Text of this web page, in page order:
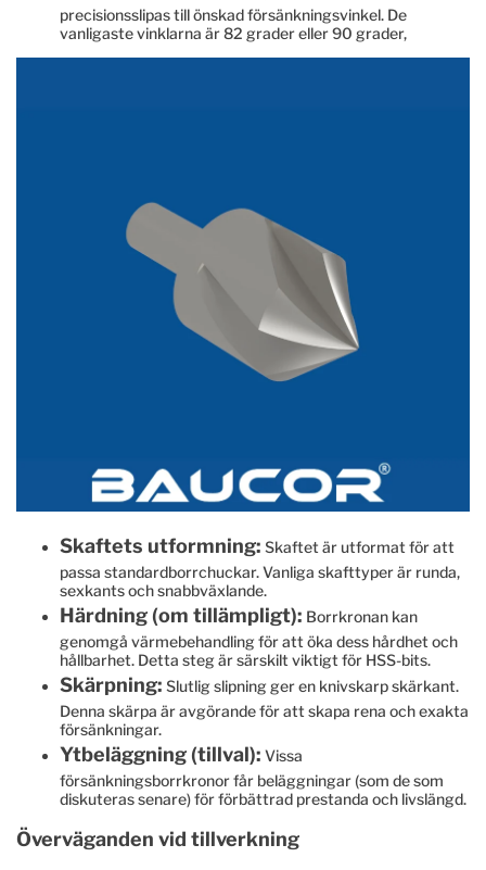
precisionsslipas till önskad försänkningsvinkel. De
vanligaste vinklarna är 82 grader eller 90 grader,
Skaftets utformning: Skaftet är utformat för att
passa standardborrchuckar. Vanliga skafttyper är runda,
sexkants och snabbväxlande.
Härdning (om tillämpligt): Borrkronan kan
genomgå värmebehandling för att öka dess hårdhet och
hållbarhet. Detta steg är särskilt viktigt för HSS-bits.
Skärpning: Slutlig slipning ger en knivskarp skärkant.
Denna skärpa är avgörande för att skapa rena och exakta
försänkningar.
Ytbeläggning (tillval): Vissa
försänkningsborrkronor får beläggningar (som de som
diskuteras senare) för förbättrad prestanda och livslängd.
Överväganden vid tillverkning